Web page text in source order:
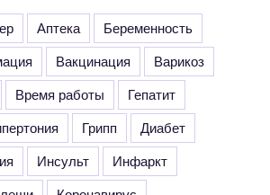
Аптека
Беременность
Вакцинация
Варикоз
Время работы
Гепатит
Грипп
Диабет
Инсульт
Инфаркт